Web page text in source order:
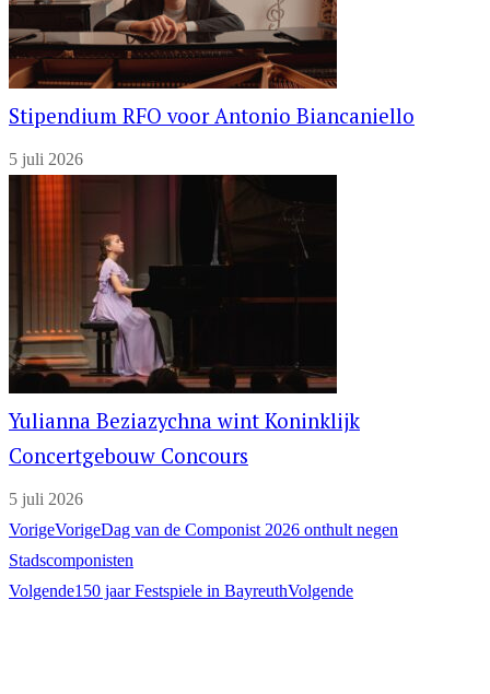
Stipendium RFO voor Antonio Biancaniello
5 juli 2026
Yulianna Beziazychna wint Koninklijk
Concertgebouw Concours
5 juli 2026
VorigeVorigeDag van de Componist 2026 onthult negen
Stadscomponisten
Volgende150 jaar Festspiele in BayreuthVolgende